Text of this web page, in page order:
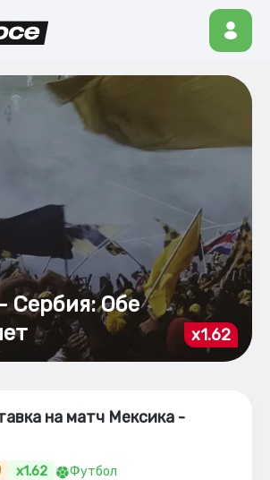
Сербия: Обе
x1.62
на матч Мексика -
x1.62 Футбол